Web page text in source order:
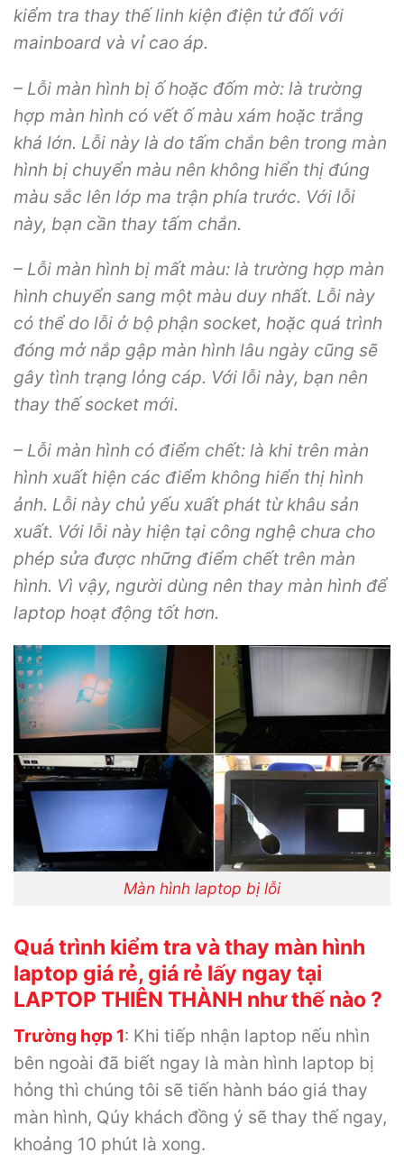
kiểm tra thay thế linh kiện điện tử đối với
mainboard và vỉ cao áp.
– Lỗi màn hình bị ố hoặc đốm mờ: là trường
hợp màn hình có vết ố màu xám hoặc trắng
khá lớn. Lỗi này là do tấm chắn bên trong màn
hình bị chuyển màu nên không hiển thị đúng
màu sắc lên lớp ma trận phía trước. Với lỗi
này, bạn cần thay tấm chắn.
– Lỗi màn hình bị mất màu: là trường hợp màn
hình chuyển sang một màu duy nhất. Lỗi này
có thể do lỗi ở bộ phận socket, hoặc quá trình
đóng mở nắp gập màn hình lâu ngày cũng sẽ
gây tình trạng lỏng cáp. Với lỗi này, bạn nên
thay thế socket mới.
– Lỗi màn hình có điểm chết: là khi trên màn
hình xuất hiện các điểm không hiển thị hình
ảnh. Lỗi này chủ yếu xuất phát từ khâu sản
xuất. Với lỗi này hiện tại công nghệ chưa cho
phép sửa được những điểm chết trên màn
hình. Vì vậy, người dùng nên thay màn hình để
laptop hoạt động tốt hơn.
Màn hình laptop bị lỗi
Quá trình kiểm tra và thay màn hình
laptop giá rẻ, giá rẻ lấy ngay tại
LAPTOP THIÊN THÀNH như thế nào ?
Trường hợp 1: Khi tiếp nhận laptop nếu nhìn
bên ngoài đã biết ngay là màn hình laptop bị
hỏng thì chúng tôi sẽ tiến hành báo giá thay
màn hình, Qúy khách đồng ý sẽ thay thế ngay,
khoảng 10 phút là xong.